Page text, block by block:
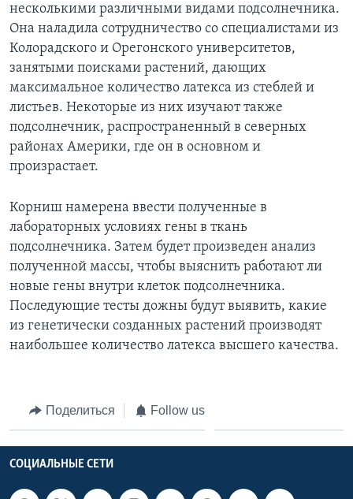
несколькими различными видами подсолнечника.
Она наладила сотрудничество со специалистами из
Колорадского и Орегонского университетов,
занятыми поисками растений, дающих
максимальное количество латекса из стеблей и
листьев. Некоторые из них изучают также
подсолнечник, распространенный в северных
районах Америки, где он в основном и
произрастает.
Корниш намерена ввести полученные в
лабораторных условиях гены в ткань
подсолнечника. Затем будет произведен анализ
полученной массы, чтобы выяснить работают ли
новые гены внутри клеток подсолнечника.
Последующие тесты дожны будут выявить, какие
из генетически созданных растений производят
наибольшее количество латекса высшего качества.
Поделиться Follow us
СОЦИАЛЬНЫЕ СЕТИ